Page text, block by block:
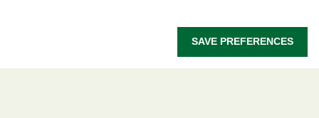
SAVE PREFERENCES